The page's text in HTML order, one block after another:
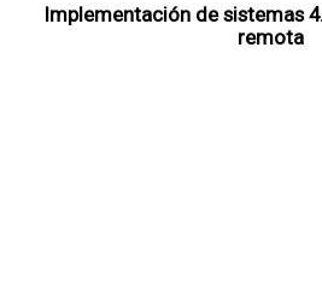
Implementación de sistemas
remota